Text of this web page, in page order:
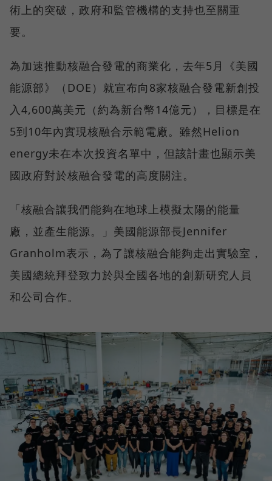
術上的突破，政府和監管機構的支持也至關重
要。
為加速推動核融合發電的商業化，去年5月《美國
能源部》（DOE）就宣布向8家核融合發電新創投
入4,600萬美元（約為新台幣14億元），目標是在
5到10年內實現核融合示範電廠。雖然Helion
energy未在本次投資名單中，但該計畫也顯示美
國政府對於核融合發電的高度關注。
「核融合讓我們能夠在地球上模擬太陽的能量
廠，並產生能源。」美國能源部長Jennifer
Granholm表示，為了讓核融合能夠走出實驗室，
美國總統拜登致力於與全國各地的創新研究人員
和公司合作。